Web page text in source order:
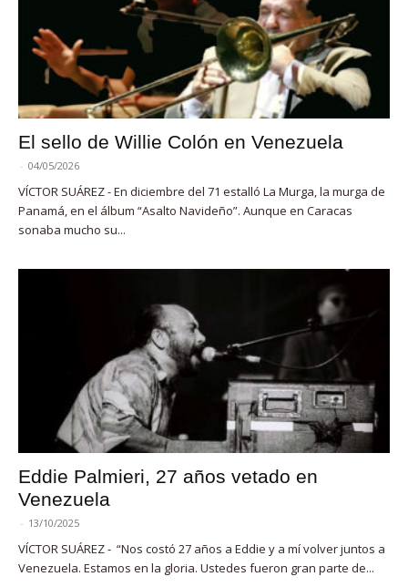
El sello de Willie Colón en Venezuela
- 04/05/2026
VÍCTOR SUÁREZ - En diciembre del 71 estalló La Murga, la murga de
Panamá, en el álbum “Asalto Navideño”. Aunque en Caracas
sonaba mucho su...
Eddie Palmieri, 27 años vetado en
Venezuela
- 13/10/2025
VÍCTOR SUÁREZ - “Nos costó 27 años a Eddie y a mí volver juntos a
Venezuela. Estamos en la gloria. Ustedes fueron gran parte de...